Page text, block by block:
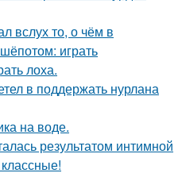
вслух то, о чём в
играть
лоха.
в поддержать нурлана
на воде.
результатом интимной